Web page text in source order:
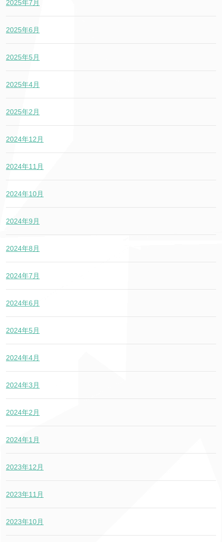
2025年7月
2025年6月
2025年5月
2025年4月
2025年2月
2024年12月
2024年11月
2024年10月
2024年9月
2024年8月
2024年7月
2024年6月
2024年5月
2024年4月
2024年3月
2024年2月
2024年1月
2023年12月
2023年11月
2023年10月